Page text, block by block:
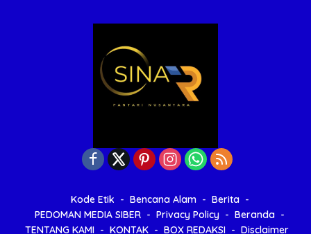
Kode Etik Bencana Alam
Berita
PEDOMAN MEDIA SIBER
Privacy Policy
Beranda
TENTANG KAMI
KONTAK BOX REDAKSI Disclaimer